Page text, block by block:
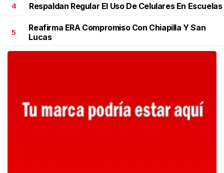
4 Respaldan Regular El Uso De Celulares En Escuelas
5
Reafirma ERA Compromiso Con Chiapilla Y San
Lucas